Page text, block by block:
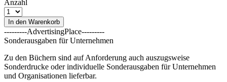
Anzahl
In den Warenkorb
---------AdvertisingPlace---------
Sonderausgaben für Unternehmen
Zu den Büchern sind auf Anforderung auch auszugsweise
Sonderdrucke oder individuelle Sonderausgaben für Unternehmen
und Organisationen lieferbar.